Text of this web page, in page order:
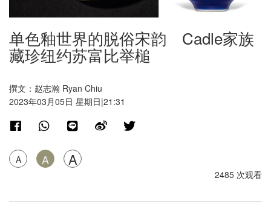
单色釉世界的脱俗宋韵 Cadle家族
藏珍纽约苏富比举槌
撰文：赵志瀚 Ryan Chiu
2023年03月05日 星期日|21:31
A A A
2485 次观看